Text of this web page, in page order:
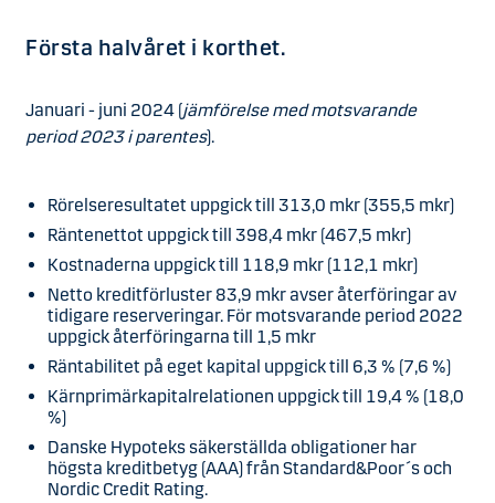
Första halvåret i korthet.
Januari - juni 2024 (jämförelse med motsvarande
period 2023 i parentes).
Rörelseresultatet uppgick till 313,0 mkr (355,5 mkr)
Räntenettot uppgick till 398,4 mkr (467,5 mkr)
Kostnaderna uppgick till 118,9 mkr (112,1 mkr)
Netto kreditförluster 83,9 mkr avser återföringar av
tidigare reserveringar. För motsvarande period 2022
uppgick återföringarna till 1,5 mkr
Räntabilitet på eget kapital uppgick till 6,3 % (7,6 %)
Kärnprimärkapitalrelationen uppgick till 19,4 % (18,0
%)
Danske Hypoteks säkerställda obligationer har
högsta kreditbetyg (AAA) från Standard&Poor´s och
Nordic Credit Rating.